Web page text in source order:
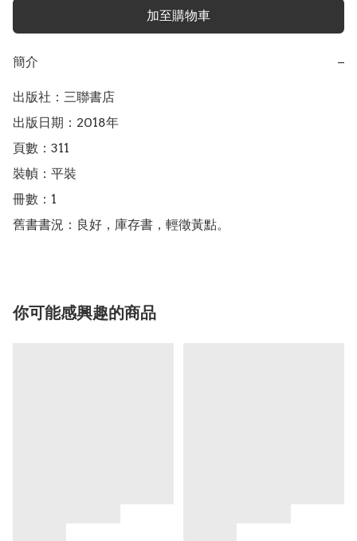
加至購物車
簡介 −
出版社：三聯書店
出版日期：2018年
頁數：311
裝幀：平裝
冊數：1
舊書書況：良好，庫存書，輕徵黃點。
你可能感興趣的商品